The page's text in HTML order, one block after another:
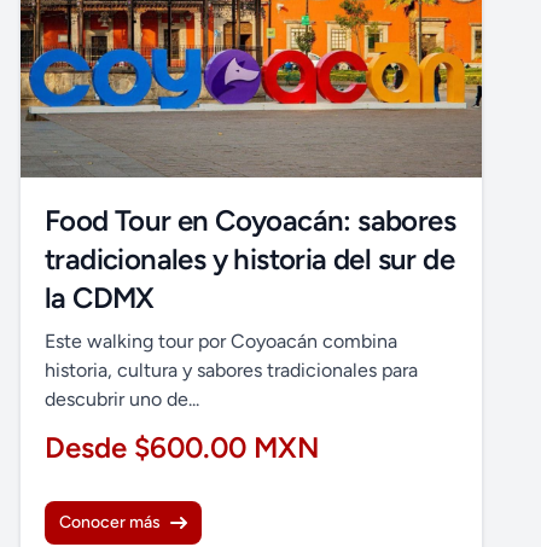
Food Tour en Coyoacán: sabores
tradicionales y historia del sur de
la CDMX
Este walking tour por Coyoacán combina
historia, cultura y sabores tradicionales para
descubrir uno de...
Desde $600.00 MXN
Conocer más